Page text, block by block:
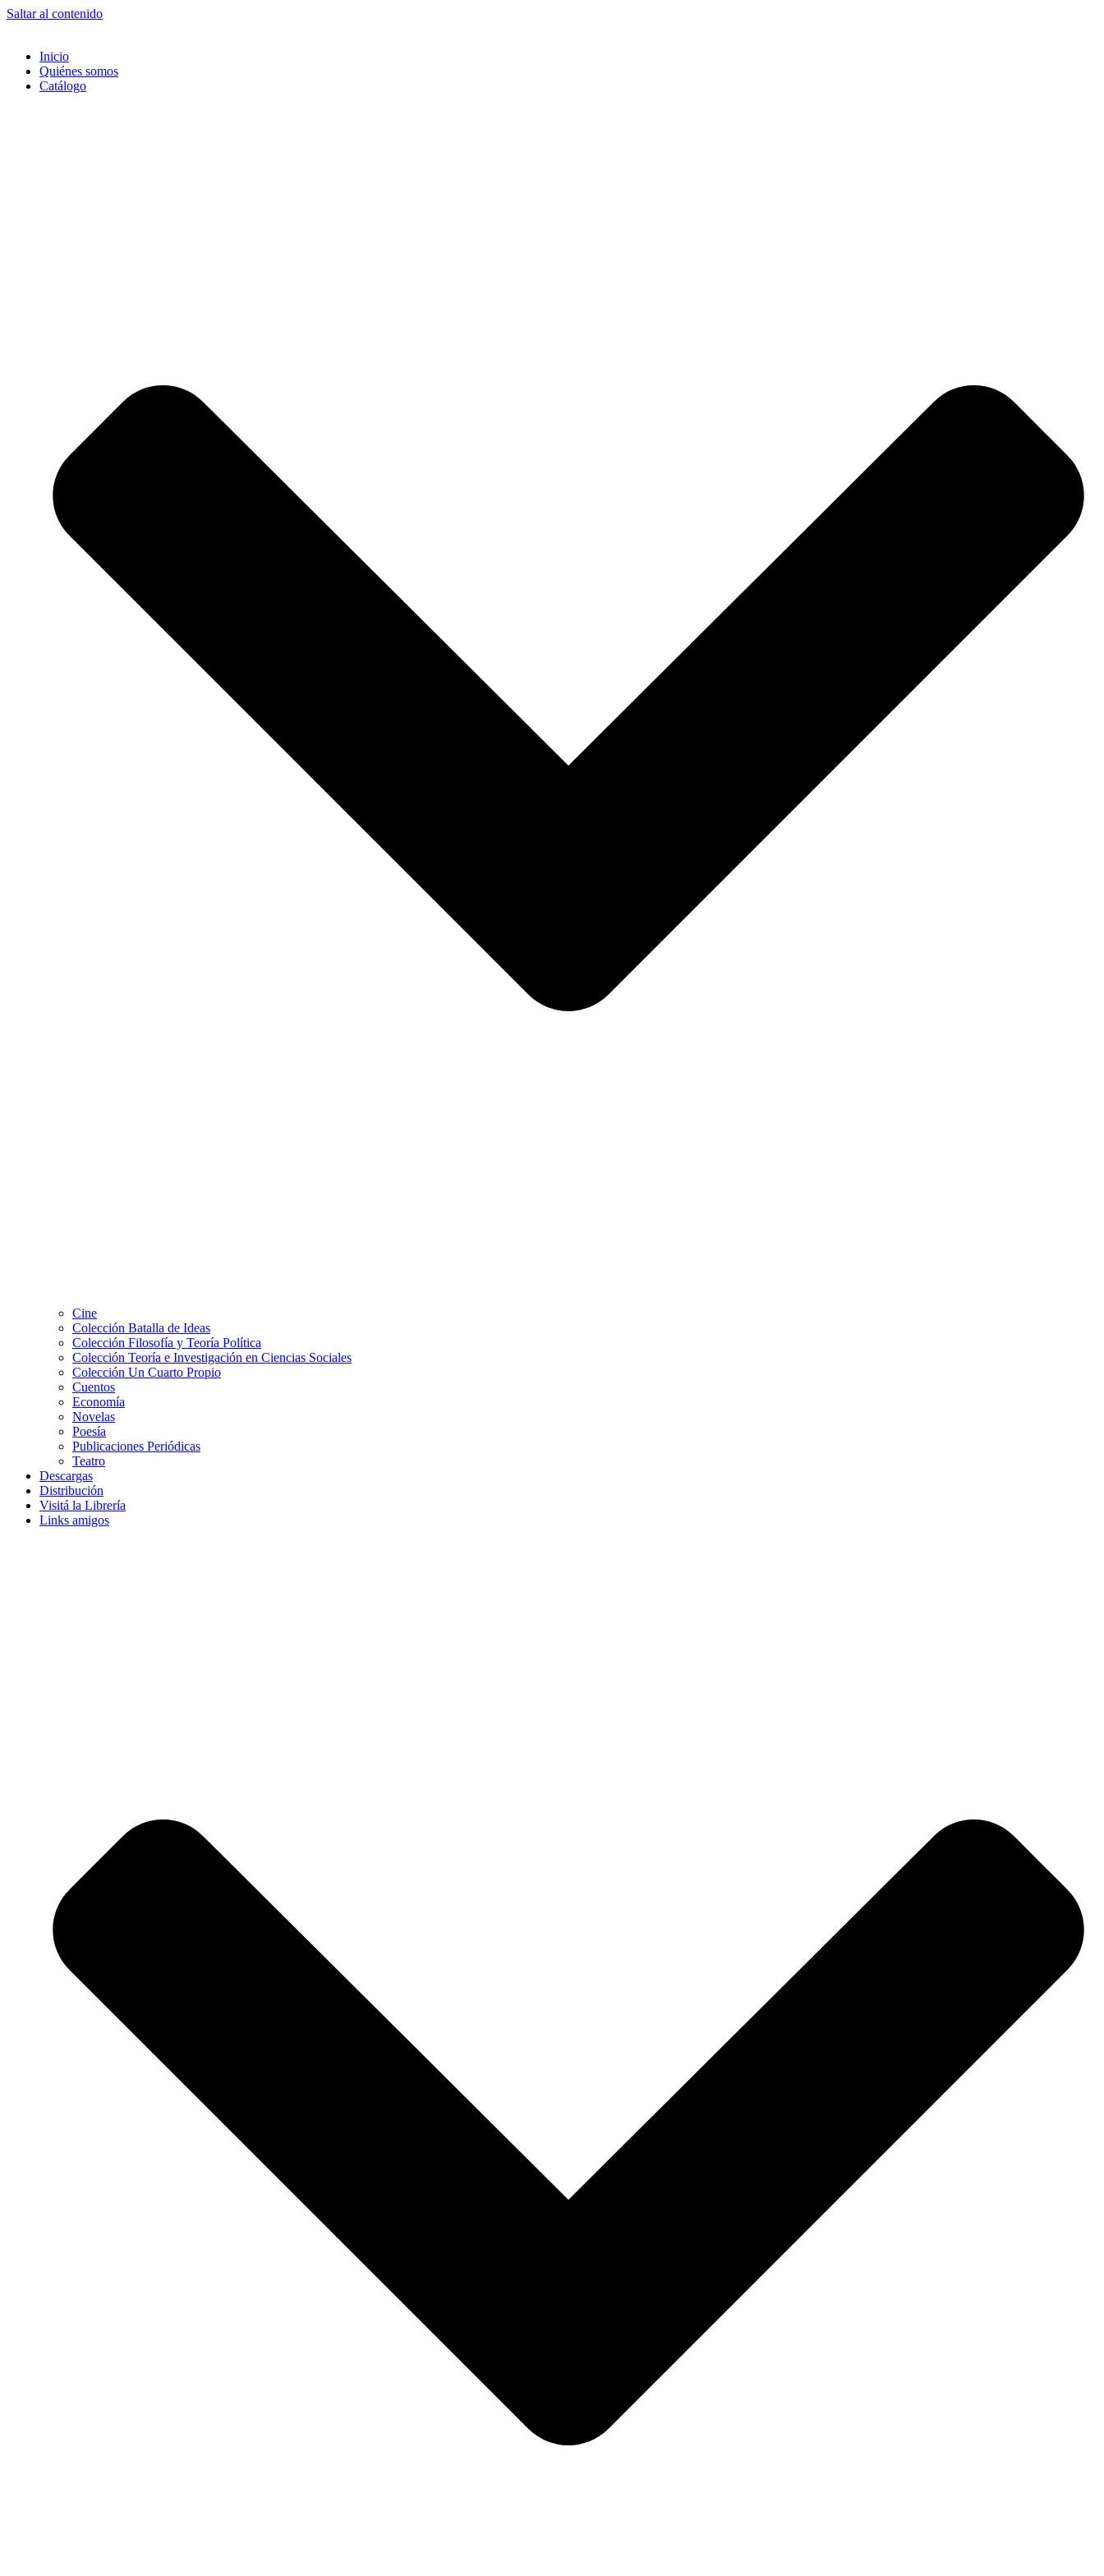
Saltar al contenido
Inicio
Quiénes somos
Catálogo
Cine
Colección Batalla de Ideas
Colección Filosofía y Teoría Política
Colección Teoría e Investigación en Ciencias Sociales
Colección Un Cuarto Propio
Cuentos
Economía
Novelas
Poesía
Publicaciones Periódicas
Teatro
Descargas
Distribución
Visitá la Librería
Links amigos